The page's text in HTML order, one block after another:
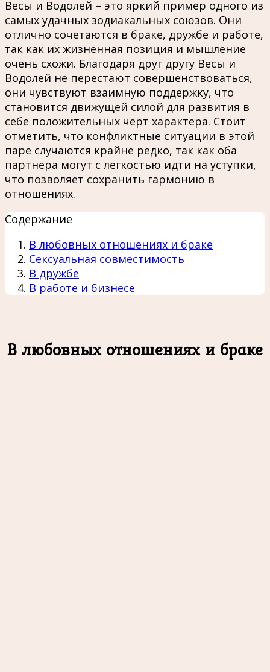
Весы и Водолей – это яркий пример одного из
самых удачных зодиакальных союзов. Они
отлично сочетаются в браке, дружбе и работе,
так как их жизненная позиция и мышление
очень схожи. Благодаря друг другу Весы и
Водолей не перестают совершенствоваться,
они чувствуют взаимную поддержку, что
становится движущей силой для развития в
себе положительных черт характера. Стоит
отметить, что конфликтные ситуации в этой
паре случаются крайне редко, так как оба
партнера могут с легкостью идти на уступки,
что позволяет сохранить гармонию в
отношениях.
Содержание
В любовных отношениях и браке
Сексуальная совместимость
В дружбе
В работе и бизнесе
В любовных отношениях и браке